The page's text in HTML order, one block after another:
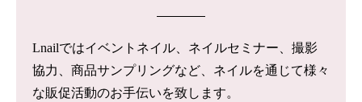
Lnailではイベントネイル、ネイルセミナー、撮影
協力、商品サンプリングなど、ネイルを通じて様々
な販促活動のお手伝いを致します。